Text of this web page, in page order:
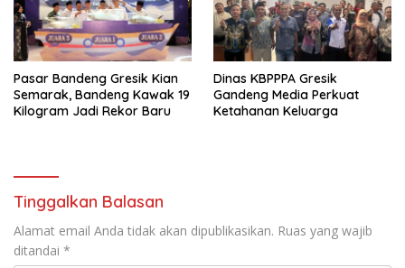
Pasar Bandeng Gresik Kian
Semarak, Bandeng Kawak 19
Kilogram Jadi Rekor Baru
Dinas KBPPPA Gresik
Gandeng Media Perkuat
Ketahanan Keluarga
Tinggalkan Balasan
Alamat email Anda tidak akan dipublikasikan. Ruas yang wajib
ditandai *